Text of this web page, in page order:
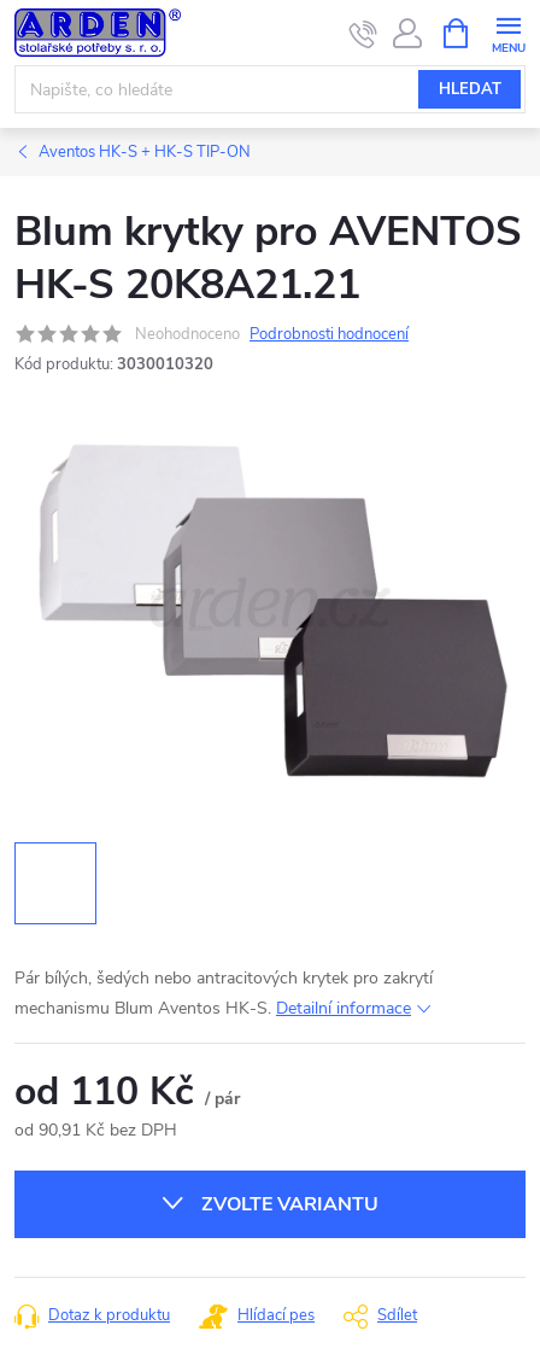
Přejít
na
obsah
HLEDAT
NÁKUPNÍ
KOŠÍK
Aventos HK-S + HK-S TIP-ON
Blum krytky pro AVENTOS
HK-S 20K8A21.21
Neohodnoceno Podrobnosti hodnocení
Kód produktu: 3030010320
Pár bílých, šedých nebo antracitových krytek pro zakrytí
mechanismu Blum Aventos HK-S. Detailní informace
od 110 Kč / pár
od 90,91 Kč bez DPH
ZVOLTE VARIANTU
Dotaz k produktu Hlídací pes Sdílet